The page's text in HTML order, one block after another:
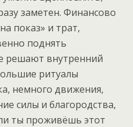
заметен. Финансово
показ» и трат,
поднять
решают внутренний
ритуалы
немного движения,
силы и благородства,
ты проживёшь этот